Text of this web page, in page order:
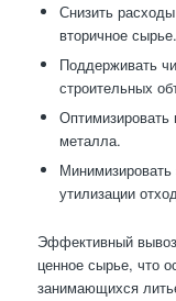
Снизить
вторичное сырье.
Поддерживать
строительных
Оптимизировать
металла.
Минимизировать
утилизации
Эффективный
ценное сырье, что
занимающихся